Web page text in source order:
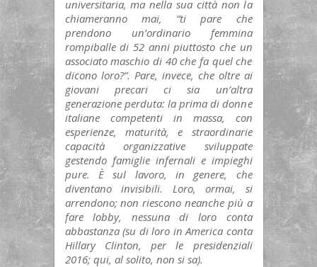
universitaria, ma nella sua città non la
chiameranno mai, “ti pare che
prendono un’ordinario femmina
rompiballe di 52 anni piuttosto che un
associato maschio di 40 che fa quel che
dicono loro?”. Pare, invece, che oltre ai
giovani precari ci sia un’altra
generazione perduta: la prima di donne
italiane competenti in massa, con
esperienze, maturità, e straordinarie
capacità organizzative sviluppate
gestendo famiglie infernali e impieghi
pure. È sul lavoro, in genere, che
diventano invisibili. Loro, ormai, si
arrendono; non riescono neanche più a
fare lobby, nessuna di loro conta
abbastanza (su di loro in America conta
Hillary Clinton, per le presidenziali
2016; qui, al solito, non si sa).